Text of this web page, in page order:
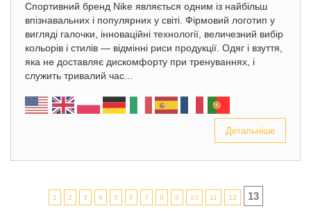
Cпортивний бренд Nike являється одним із найбільш
впізнавальних і популярних у світі. Фірмовий логотип у
вигляді галочки, інноваційні технології, величезний вибір
кольорів і стилів — відмінні риси продукції. Одяг і взуття,
яка не доставляє дискомфорту при тренуваннях, і
служить тривалий час...
Детальніше
1 2 3 4 5 6 7 8 9 10 11 12 13